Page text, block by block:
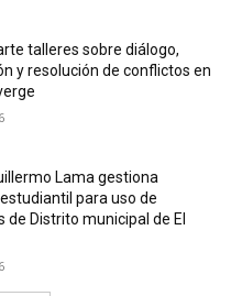
talleres sobre diálogo,
y resolución de conflictos en
Lama gestiona
para uso de
de Distrito municipal de El